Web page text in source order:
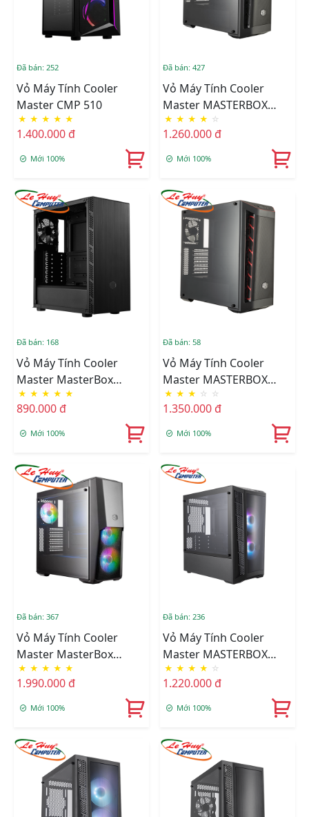
Đã bán: 252
Vỏ Máy Tính Cooler
Master CMP 510
★ ★ ★ ★ ★
1.400.000 đ
Mới 100%
Đã bán: 427
Vỏ Máy Tính Cooler
Master MASTERBOX
MB511 BLACK TRIM
★ ★ ★ ★ ☆
1.260.000 đ
Mới 100%
Đã bán: 168
Vỏ Máy Tính Cooler
Master MasterBox
MB600L V2
★ ★ ★ ★ ★
890.000 đ
Mới 100%
Đã bán: 58
Vỏ Máy Tính Cooler
Master MASTERBOX
MB511TG Red Trim
★ ★ ★ ☆ ☆
1.350.000 đ
Mới 100%
Đã bán: 367
Vỏ Máy Tính Cooler
Master MasterBox
MB500 ARGB
★ ★ ★ ★ ★
1.990.000 đ
Mới 100%
Đã bán: 236
Vỏ Máy Tính Cooler
Master MASTERBOX
MB320L ARGB
★ ★ ★ ★ ☆
1.220.000 đ
Mới 100%